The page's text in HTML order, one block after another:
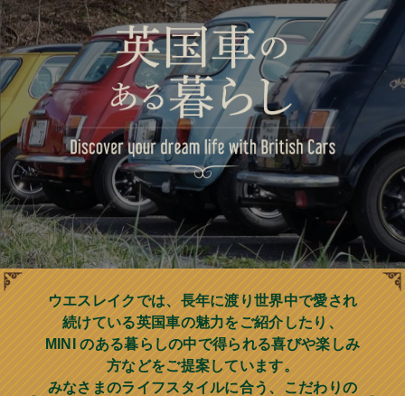
ウエスレイクでは、長年に渡り世界中で愛され
続けている英国車の魅力をご紹介したり、
MINI のある暮らしの中で得られる喜びや楽しみ
方などをご提案しています。
みなさまのライフスタイルに合う、こだわりの